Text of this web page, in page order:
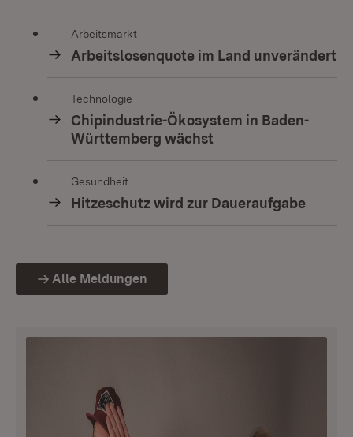
Arbeitsmarkt
Arbeitslosenquote im Land unverändert
Technologie
Chipindustrie-Ökosystem in Baden-
Württemberg wächst
Gesundheit
Hitzeschutz wird zur Daueraufgabe
Alle Meldungen